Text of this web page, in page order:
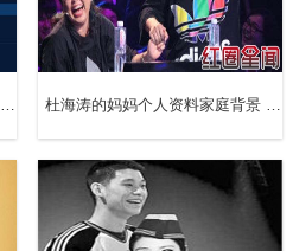
苏醒女友梅雪个人资料 苏醒梅雪恋爱多长时间了 杜海涛的妈妈个人资料家庭背景 杜海涛妈妈素颜照片高清曝光